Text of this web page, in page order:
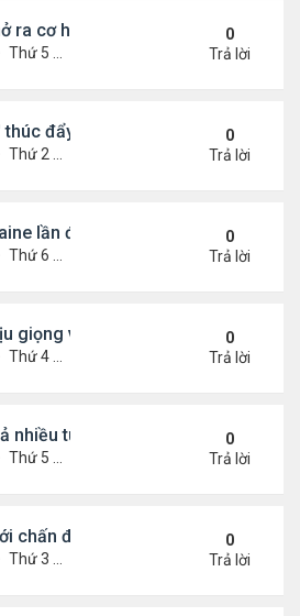
ra cơ hội hợp tác cho Trung - Hàn
Thứ 5 Tháng 2 19, 2026 6:00 pm
0
Trả lời
đẩy cơn sốt mua vàng ở Trung
Thứ 2 Tháng 2 09, 2026 4:53 pm
0
Trả lời
lần đầu họp trực tiếp để bàn kế
Thứ 6 Tháng 1 23, 2026 4:44 pm
0
Trả lời
giọng về Greenland
Thứ 4 Tháng 1 14, 2026 5:26 pm
0
Trả lời
nhiều tù nhân giữa sức ép từ Mỹ
Thứ 5 Tháng 1 08, 2026 5:39 pm
0
Trả lời
chấn động vì vụ Mỹ bắt Tổng
Thứ 3 Tháng 1 06, 2026 4:43 pm
0
Trả lời